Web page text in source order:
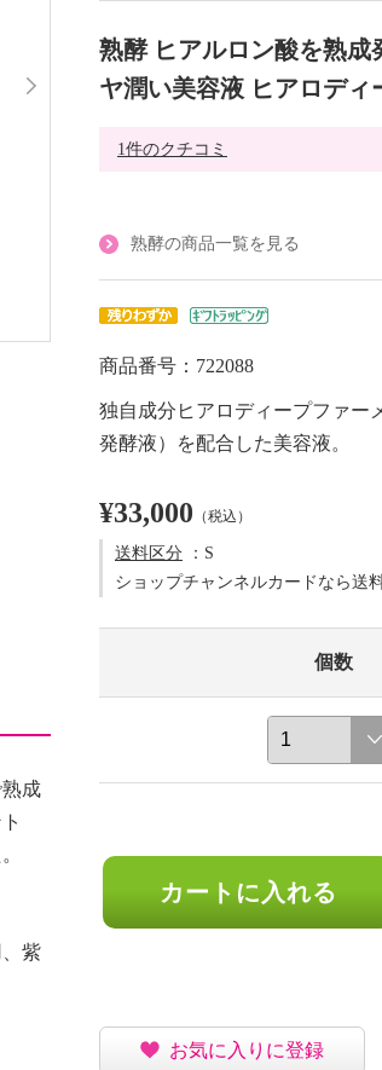
成
紫
熟酵 ヒアルロン酸を熟成
ヤ潤い美容液 ヒアロディ
1件のクチコミ
熟酵の商品一覧を見る
商品番号：722088
独自成分ヒアロディープファー
発酵液）を配合した美容液。
¥33,000 （税込）
送料区分 ：S
ショップチャンネルカードなら送
個数
カートに入れる
お気に入りに登録